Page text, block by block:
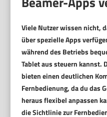
Viele Nutzer wissen nicht,
über spezielle Apps
während des Betriebs
Tablet aus steuern kannst.
bieten einen deutlichen
Fernbedienung, da du das
heraus flexibel anpassen
die Sichtlinie zur